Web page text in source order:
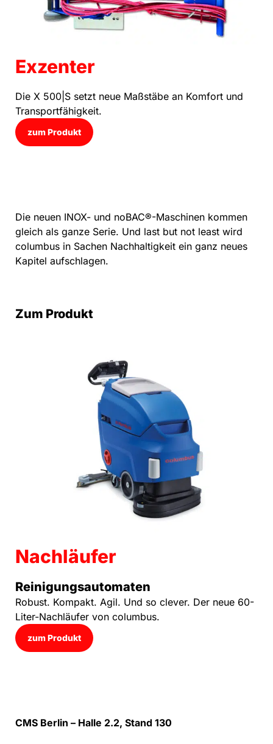
Exzenter
Die X 500|S setzt neue Maßstäbe an Komfort und
Transportfähigkeit.
zum Produkt
Die neuen INOX- und noBAC®-Maschinen kommen
gleich als ganze Serie. Und last but not least wird
columbus in Sachen Nachhaltigkeit ein ganz neues
Kapitel aufschlagen.
Zum Produkt
Nachläufer
Reinigungsautomaten
Robust. Kompakt. Agil. Und so clever. Der neue 60-
Liter-Nachläufer von columbus.
zum Produkt
CMS Berlin – Halle 2.2, Stand 130